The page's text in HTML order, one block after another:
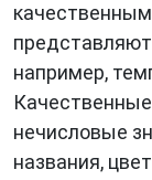
например,
нечисловые
названия,